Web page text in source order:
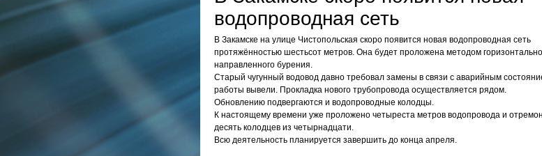
водопроводная сеть
В Закамске на улице Чистопольская скоро появится новая водопроводная сеть
протяжённостью шестьсот метров. Она будет проложена методом
направленного бурения.
Старый чугунный водовод давно требовал замены в связи с аварийным
работы вывели. Прокладка нового трубопровода осуществляется рядом.
Обновлению подвергаются и водопроводные колодцы.
К настоящему времени уже проложено четыреста метров водопровода и
десять колодцев из четырнадцати.
Всю деятельность планируется завершить до конца апреля.